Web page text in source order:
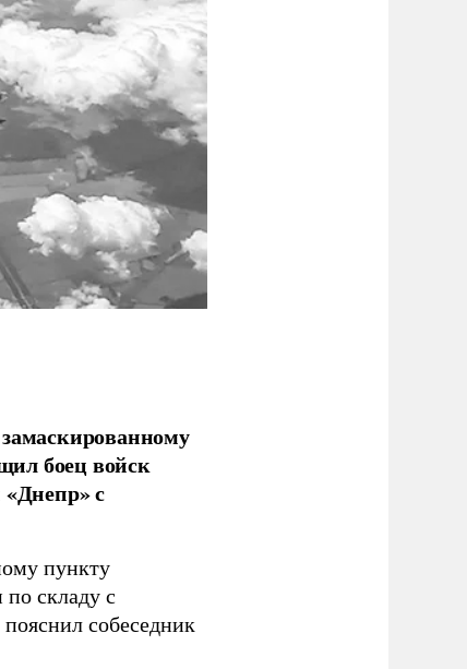
боец войск
с
пункту
складу с
собеседник